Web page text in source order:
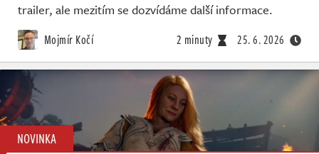
trailer, ale mezitím se dozvídáme další informace.
Mojmír Kočí 2 minuty 25. 6. 2026
NOVINKA